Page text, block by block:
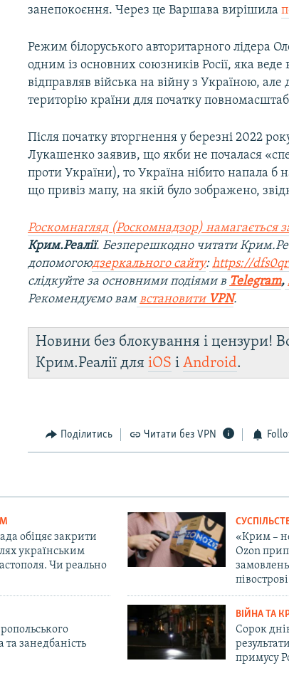
занепокоєння. Через це Варшава вирішила
Режим білоруського авторитарного лідера
одним із основних союзників Росії, яка
відправляв війська на війну з Україною,
територію країни для початку
Після початку вторгнення у березні 2022
Лукашенко заявив, що якби не почалася
проти України), то Україна нібито напала б
що привіз мапу, на якій було зображено,
Роскомнагляд (Роскомнадзор) намагається
Крим.Реалії. Безперешкодно читати
допомогоюдзеркального сайту: https://
слідкуйте за основними подіями в Telegram,
Рекомендуємо вам встановити VPN.
Новини без блокування і цензури!
Крим.Реалії дляiOS іAndroid.
Поділитись Читати без VPN
обіцяє закрити
українським
Чи реально
«Крим –
Ozon
півострові
занедбаність
ВІЙНА ТА
Сорок
примусу